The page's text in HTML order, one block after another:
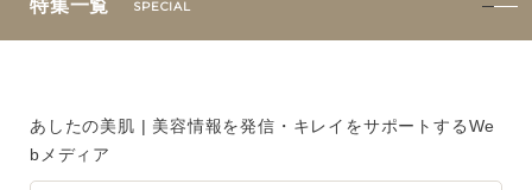
よくあるお問い合せ
ギフトラッピングサービス
特集一覧 SPECIAL
あしたの美肌 | 美容情報を発信・キレイをサポートするWe
bメディア